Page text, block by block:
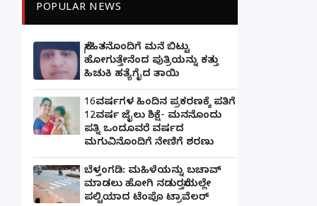
POPULAR NEWS
ಸ್ನೇಹಿತನೊಂದಿಗೆ ಮನೆ ಬಿಟ್ಟು
ಹೋಗುತ್ತೇನೆಂದ ಪುತ್ರಿಯನ್ನು ಕತ್ತು
ಹಿಚುಕಿ ಹತ್ಯೆಗೈದ ತಾಯಿ
16ವರ್ಷಗಳ ಹಿಂದಿನ ಪ್ರಕರಣಕ್ಕೆ ಪತಿಗೆ
12ವರ್ಷ ಜೈಲು ಶಿಕ್ಷೆ- ಮನನೊಂದು
ಪತ್ನಿ ಒಂದೂವರೆ ವರ್ಷದ
ಮಗುವಿನೊಂದಿಗೆ ನೇಣಿಗೆ ಶರಣು
ಬೆಳ್ತಂಗಡಿ: ಮಹಿಳೆಯನ್ನು ಬಚಾವ್
ಮಾಡಲು ಹೋಗಿ ನಡುರಸ್ತೆಯಲ್ಲೇ
ಪಲ್ಟಿಯಾದ ಟೆಂಪೊ ಟ್ರಾವೆಲರ್